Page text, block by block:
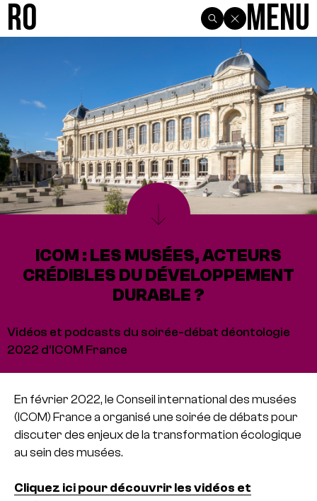
R0 Menu
ICOM : LES MUSÉES, ACTEURS
CRÉDIBLES DU DÉVELOPPEMENT
DURABLE ?
Vidéos et podcasts du soirée-débat déontologie
2022 d'ICOM France
En février 2022, le Conseil international des musées
(ICOM) France a organisé une soirée de débats pour
discuter des enjeux de la transformation écologique
au sein des musées.
Cliquez ici pour découvrir les vidéos et